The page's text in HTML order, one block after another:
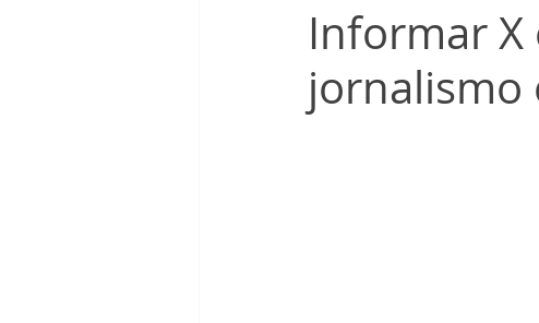
Informar X
jornalismo